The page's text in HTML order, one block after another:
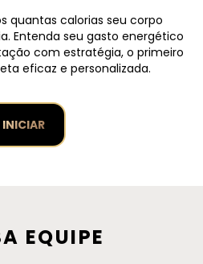
quantas calorias seu corpo
Entenda seu gasto energético
com estratégia, o primeiro
eficaz e personalizada.
INICIAR
EQUIPE